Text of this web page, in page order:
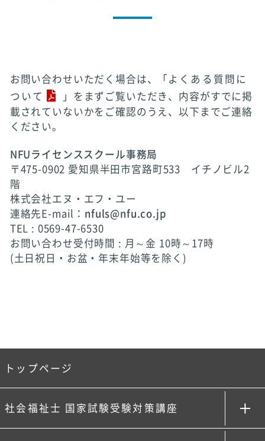
お問い合わせいただく場合は、「 よくある質問に
ついて
」をまずご覧いただき、内容がすでに掲
載されていないかをご確認のうえ、以下までご連絡
ください。
NFUライセンススクール事務局
〒475-0902 愛知県半田市宮路町533 イチノビル2
階
株式会社エヌ・エフ・ユー
連絡先E-mail： nfuls@nfu.co.jp
TEL : 0569-47-6530
お問い合わせ受付時間 : 月～金 10時～17時
(土日祝日・お盆・年末年始等を除く)
トップページ
社会福祉士 国家試験受験対策講座